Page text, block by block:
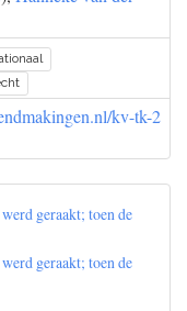
kv-tk-2
geraakt; toen de
geraakt; toen de